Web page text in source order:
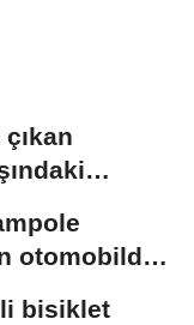
otomobilde
bisiklet